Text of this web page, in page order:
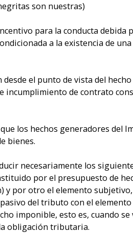
son nuestras)
para la conducta debida
a la existencia de
el punto de vista del
incumplimiento de contrato
los hechos generadores del
bienes.
necesariamente los
por el presupuesto de
por otro el elemento
del tributo con el
imponible, esto es, cuando
obligación tributaria.